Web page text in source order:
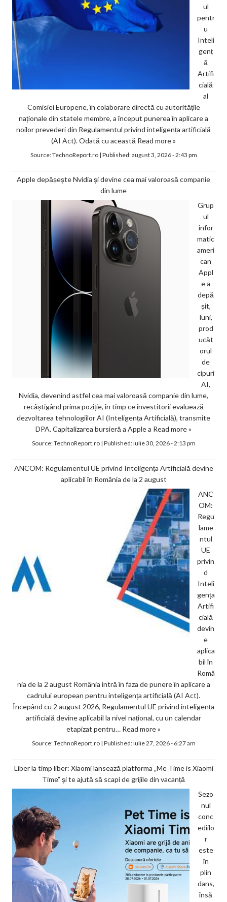
ul
pentr
u
Inteli
genț
ă
Artifi
cială
al
Comisiei Europene, în colaborare directă cu autoritățile
naționale din statele membre, a început punerea în aplicare a
noilor prevederi din Regulamentul privind inteligența artificială
(AI Act). Odată cu această Read more »
Source:TechnoReport.ro| Published:august 3, 2026 - 2:43 pm
Apple depășește Nvidia și devine cea mai valoroasă companie
din lume
Grup
ul
infor
matic
ameri
can
Appl
e a
depă
șit,
luni,
prod
ucăt
orul
de
cipuri
AI,
Nvidia, devenind astfel cea mai valoroasă companie din lume,
recâștigând prima poziție, în timp ce investitorii evaluează
dezvoltarea tehnologiilor AI (Inteligența Artificială), transmite
DPA. Capitalizarea bursieră a Apple a Read more »
Source:TechnoReport.ro| Published:iulie 30, 2026 - 2:13 pm
ANCOM: Regulamentul UE privind Inteligența Artificială devine
aplicabil în România de la 2 august
ANC
OM:
Regu
lame
ntul
UE
privin
d
Inteli
gența
Artifi
cială
devin
e
aplica
bil în
Româ
nia de la 2 august România intră în faza de punere în aplicare a
cadrului european pentru inteligența artificială (AI Act).
Începând cu 2 august 2026, Regulamentul UE privind inteligența
artificială devine aplicabil la nivel național, cu un calendar
etapizat pentru… Read more »
Source:TechnoReport.ro| Published:iulie 27, 2026 - 6:27 am
Liber la timp liber: Xiaomi lansează platforma „Me Time is Xiaomi
Time” și te ajută să scapi de grijile din vacanță
Sezo
nul
conc
ediilo
r
este
în
plin
dans,
însă